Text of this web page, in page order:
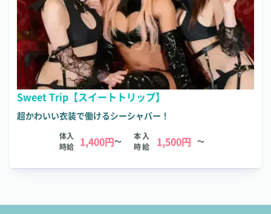
Sweet Trip【スイートトリップ】
超かわいい衣装で働けるシーシャバー！
体入
時給
1,400円～
本入
時給
1,500円 ～